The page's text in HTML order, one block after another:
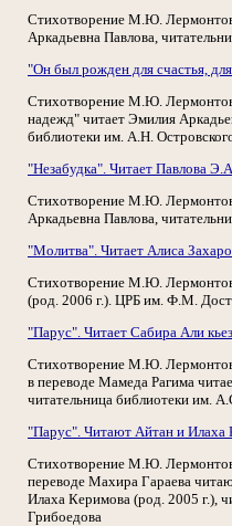
Стихотворение М.Ю.
Аркадьевна Павлова,
"Он был рожден для счастья,
Стихотворение М.Ю.
надежд" читает Эмилия
библиотеки им. А.Н.
"Незабудка". Читает Павлова
Стихотворение М.Ю.
Аркадьевна Павлова,
"Молитва". Читает Алиса
Стихотворение М.Ю.
(род. 2006 г.). ЦРБ им. Ф.М.
"Парус". Читает Сабира Али
Стихотворение М.Ю.
в переводе Мамеда Рагима
читательница библиотеки им.
"Парус". Читают Айтан и Илаха
Стихотворение М.Ю.
переводе Махира Гараева
Илаха Керимова (род. 2005 г.),
Грибоедова